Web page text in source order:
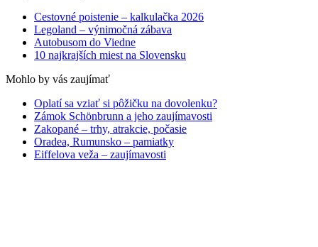
Cestovné poistenie – kalkulačka 2026
Legoland – výnimočná zábava
Autobusom do Viedne
10 najkrajších miest na Slovensku
Mohlo by vás zaujímať
Oplatí sa vziať si pôžičku na dovolenku?
Zámok Schönbrunn a jeho zaujímavosti
Zakopané – trhy, atrakcie, počasie
Oradea, Rumunsko – pamiatky
Eiffelova veža – zaujímavosti